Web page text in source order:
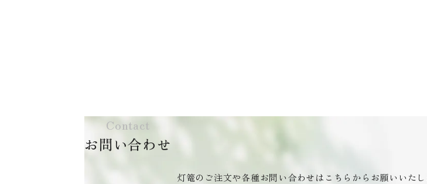
Contact
お問い合わせ
灯篭のご注文や各種お問い合わせはこちらからお願いいた